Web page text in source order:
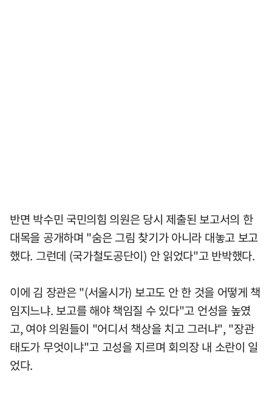
반면 박수민 국민의힘 의원은 당시 제출된 보고서의 한
대목을 공개하며 "숨은 그림 찾기가 아니라 대놓고 보고
했다. 그런데 (국가철도공단이) 안 읽었다"고 반박했다.
이에 김 장관은 "(서울시가) 보고도 안 한 것을 어떻게 책
임지느냐. 보고를 해야 책임질 수 있다"고 언성을 높였
고, 여야 의원들이 "어디서 책상을 치고 그러냐", "장관
태도가 무엇이냐"고 고성을 지르며 회의장 내 소란이 일
었다.